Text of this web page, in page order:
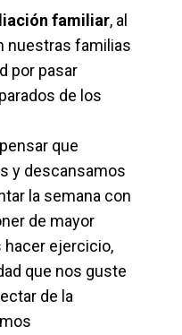
familiar, al
nuestras familias
por pasar
de los
que
y descansamos
la semana con
de mayor
ejercicio,
que nos guste
de la